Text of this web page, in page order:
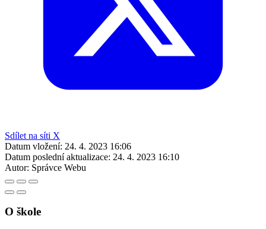
Sdílet na síti X
Datum vložení: 24. 4. 2023 16:06
Datum poslední aktualizace: 24. 4. 2023 16:10
Autor: Správce Webu
O škole